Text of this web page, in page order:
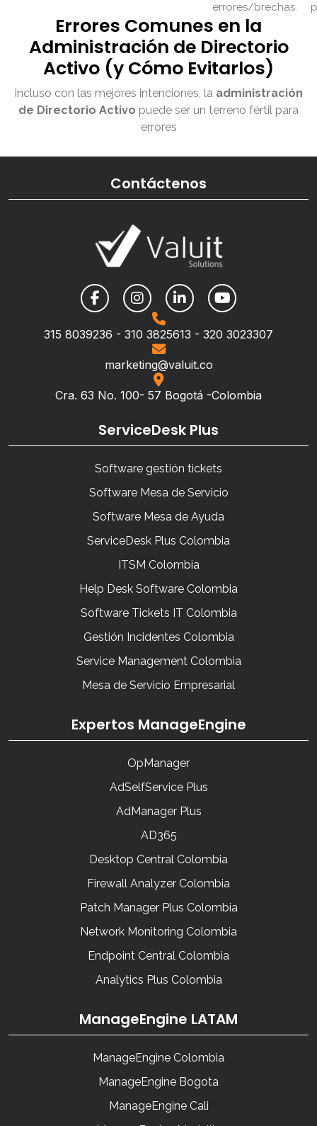
errores/brechas.
Errores Comunes en la
Administración de Directorio
Activo (y Cómo Evitarlos)
Incluso con las mejores intenciones, la administración
de Directorio Activo puede ser un terreno fértil para
errores
Contáctenos
315 8039236 - 310 3825613 - 320 3023307
marketing@valuit.co
Cra. 63 No. 100- 57 Bogotá -Colombia
ServiceDesk Plus
Software gestión tickets
Software Mesa de Servicio
Software Mesa de Ayuda
ServiceDesk Plus Colombia
ITSM Colombia
Help Desk Software Colombia
Software Tickets IT Colombia
Gestión Incidentes Colombia
Service Management Colombia
Mesa de Servicio Empresarial
Expertos ManageEngine
OpManager
AdSelfService Plus
AdManager Plus
AD365
Desktop Central Colombia
Firewall Analyzer Colombia
Patch Manager Plus Colombia
Network Monitoring Colombia
Endpoint Central Colombia
Analytics Plus Colombia
ManageEngine LATAM
ManageEngine Colombia
ManageEngine Bogota
ManageEngine Cali